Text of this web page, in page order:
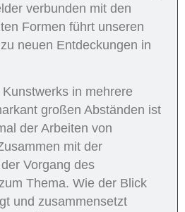
verbunden mit den
Formen führt unseren
neuen Entdeckungen in
in mehrere
großen Abständen ist
der Arbeiten von
mit der
Vorgang des
Thema. Wie der Blick
und zusammensetzt